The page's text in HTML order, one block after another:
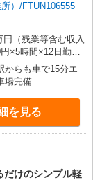
）/FTUN106555
（残業等含む収入
×5時間×12日勤務
費実費支給／当社
らも車で15分エ
場完備
を見る
だけのシンプル軽